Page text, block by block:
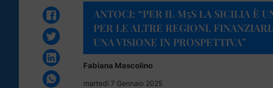
ANTOCI: “PER IL M5S LA SICILIA È
PER LE ALTRE REGIONI.
UNA VISIONE IN PROSPETTIVA”
Fabiana Mascolino
martedì 7 Gennaio 2025